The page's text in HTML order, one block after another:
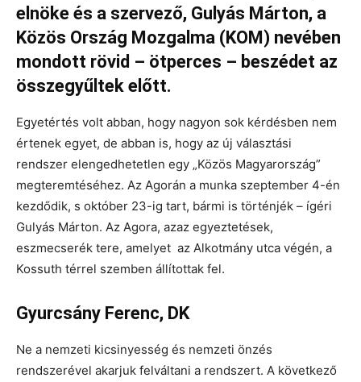
elnöke és a szervező, Gulyás Márton, a
Közös Ország Mozgalma (KOM) nevében
mondott rövid – ötperces – beszédet az
összegyűltek előtt.
Egyetértés volt abban, hogy nagyon sok kérdésben nem
értenek egyet, de abban is, hogy az új választási
rendszer elengedhetetlen egy „Közös Magyarország”
megteremtéséhez. Az Agorán a munka szeptember 4-én
kezdődik, s október 23-ig tart, bármi is történjék – ígéri
Gulyás Márton. Az Agora, azaz egyeztetések,
eszmecserék tere, amelyet az Alkotmány utca végén, a
Kossuth térrel szemben állítottak fel.
Gyurcsány Ferenc, DK
Ne a nemzeti kicsinyesség és nemzeti önzés
rendszerével akarjuk felváltani a rendszert. A következő